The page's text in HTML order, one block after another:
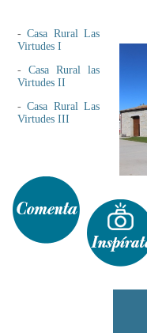
-Casa Rural Las
Virtudes I
- Casa Rural las
Virtudes II
-Casa Rural Las
Virtudes III